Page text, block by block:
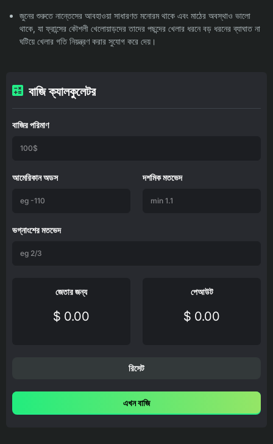
জুনের শুরুতে নান্তেসের আবহাওয়া সাধারণত মনোরম থাকে এবং মাঠের অবস্থাও ভালো
থাকে, যা ফ্রান্সের কৌশলী খেলোয়াড়দের তাদের পছন্দের খেলার ধরনে বড় ধরনের ব্যাঘাত না
ঘটিয়ে খেলার গতি নিয়ন্ত্রণ করার সুযোগ করে দেয়।
বাজি ক্যালকুলেটর
বাজির পরিমাণ
আমেরিকান অডস দশমিক মতভেদ
ভগ্নাংশের মতভেদ
জেতার জন্য
$ 0.00
পেআউট
$ 0.00
রিসেট
এখন বাজি